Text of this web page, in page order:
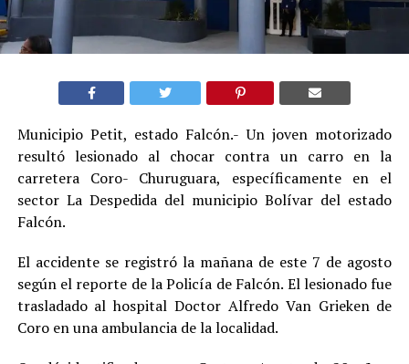
Municipio Petit, estado Falcón.- Un joven motorizado
resultó lesionado al chocar contra un carro en la
carretera Coro- Churuguara, específicamente en el
sector La Despedida del municipio Bolívar del estado
Falcón.
El accidente se registró la mañana de este 7 de agosto
según el reporte de la Policía de Falcón. El lesionado fue
trasladado al hospital Doctor Alfredo Van Grieken de
Coro en una ambulancia de la localidad.